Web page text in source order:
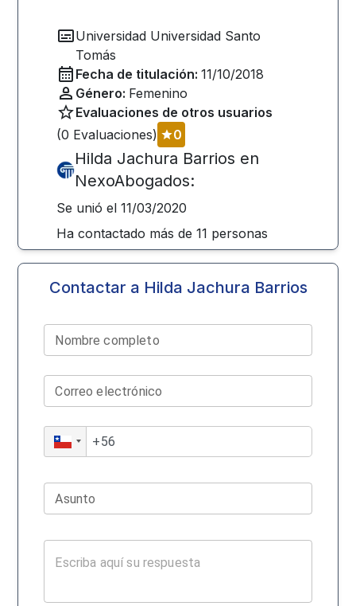
Universidad Universidad Santo
Tomás
Fecha de titulación: 11/10/2018
Género: Femenino
Evaluaciones de otros usuarios
(0 Evaluaciones) 0
Hilda Jachura Barrios en
NexoAbogados:
Se unió el 11/03/2020
Ha contactado más de11 personas
Contactar a Hilda Jachura Barrios
Nombre completo
Correo electrónico
Asunto